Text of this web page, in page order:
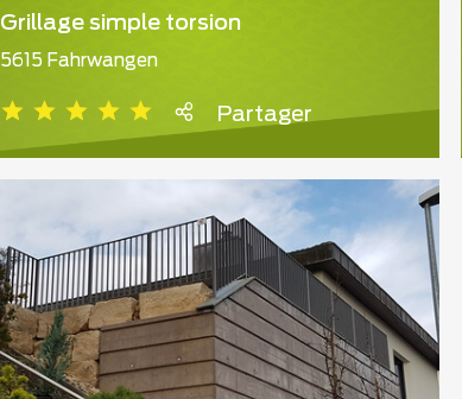
Grillage simple torsion
5615 Fahrwangen
Partager